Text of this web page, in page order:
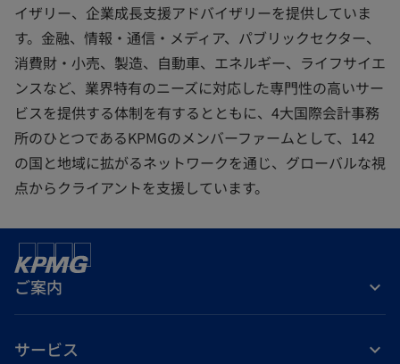
イザリー、企業成長支援アドバイザリーを提供していま
す。金融、情報・通信・メディア、パブリックセクター、
消費財・小売、製造、自動車、エネルギー、ライフサイエ
ンスなど、業界特有のニーズに対応した専門性の高いサー
ビスを提供する体制を有するとともに、4大国際会計事務
所のひとつであるKPMGのメンバーファームとして、142
の国と地域に拡がるネットワークを通じ、グローバルな視
点からクライアントを支援しています。
ご案内
サービス